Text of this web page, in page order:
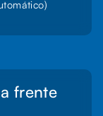
frente